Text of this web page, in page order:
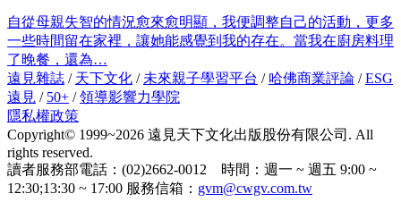
自從母親失智的情況愈來愈明顯，我便調整自己的活動，更多
一些時間留在家裡，讓她能感覺到我的存在。當我在廚房料理
了晚餐，還為…
遠見雜誌 / 天下文化 / 未來親子學習平台 / 哈佛商業評論 /ESG
遠見 / 50+ /領導影響力學院
隱私權政策
Copyright© 1999~2026 遠見天下文化出版股份有限公司. All
rights reserved.
讀者服務部電話：(02)2662-0012 時間：週一 ~ 週五 9:00 ~
12:30;13:30 ~ 17:00 服務信箱： gvm@cwgv.com.tw